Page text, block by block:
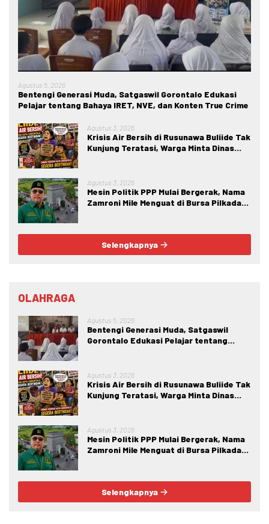
Agustus 5, 2026
Bentengi Generasi Muda, Satgaswil Gorontalo Edukasi
Pelajar tentang Bahaya IRET, NVE, dan Konten True Crime
Agustus 3, 2026
Krisis Air Bersih di Rusunawa Buliide Tak
Kunjung Teratasi, Warga Minta Dinas
Agustus 3, 2026
Mesin Politik PPP Mulai Bergerak, Nama
Zamroni Mile Menguat di Bursa Pilkada
Selengkapnya
OLAHRAGA
Agustus 5, 2026
Bentengi Generasi Muda, Satgaswil
Gorontalo Edukasi Pelajar tentang
Agustus 3, 2026
Krisis Air Bersih di Rusunawa Buliide Tak
Kunjung Teratasi, Warga Minta Dinas
Agustus 3, 2026
Mesin Politik PPP Mulai Bergerak, Nama
Zamroni Mile Menguat di Bursa Pilkada
Selengkapnya